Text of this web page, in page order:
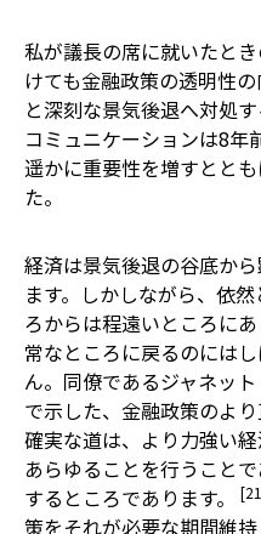
私が議長の席に就いたと
けても金融政策の透明性
と深刻な景気後退へ対処
コミュニケーションは8年
遥かに重要性を増すとと
た。
経済は景気後退の谷底か
ます。しかしながら、依
ろからは程遠いところに
常なところに戻るのには
ん。同僚であるジャネッ
で示した、金融政策のよ
確実な道は、より力強い
あらゆることを行うこと
するところであります。
策をそれが必要な期間維